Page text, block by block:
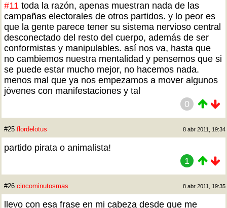
#11 toda la razón, apenas muestran nada de las
campañas electorales de otros partidos. y lo peor es
que la gente parece tener su sistema nervioso central
desconectado del resto del cuerpo, además de ser
conformistas y manipulables. así nos va, hasta que
no cambiemos nuestra mentalidad y pensemos que si
se puede estar mucho mejor, no hacemos nada.
menos mal que ya nos empezamos a mover algunos
jóvenes con manifestaciones y tal
0
#25 flordelotus 8 abr 2011, 19:34
partido pirata o animalista!
1
#26 cincominutosmas 8 abr 2011, 19:35
llevo con esa frase en mi cabeza desde que me